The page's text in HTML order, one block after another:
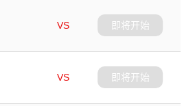
VS
即将开始
VS
即将开始